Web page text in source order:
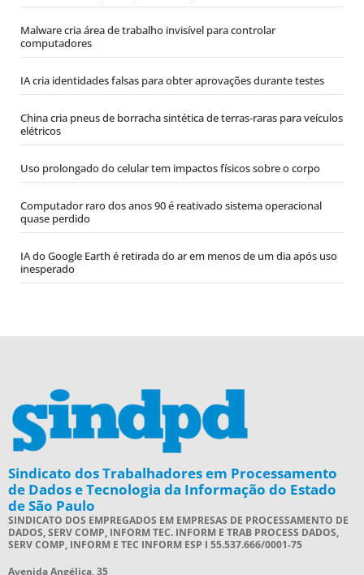
Malware cria área de trabalho invisível para controlar
computadores
IA cria identidades falsas para obter aprovações durante testes
China cria pneus de borracha sintética de terras-raras para veículos
elétricos
Uso prolongado do celular tem impactos físicos sobre o corpo
Computador raro dos anos 90 é reativado sistema operacional
quase perdido
IA do Google Earth é retirada do ar em menos de um dia após uso
inesperado
Sindicato dos Trabalhadores em Processamento
de Dados e Tecnologia da Informação do Estado
de São Paulo
SINDICATO DOS EMPREGADOS EM EMPRESAS DE PROCESSAMENTO DE
DADOS, SERV COMP, INFORM TEC. INFORM E TRAB PROCESS DADOS,
SERV COMP, INFORM E TEC INFORM ESP I 55.537.666/0001-75
Avenida Angélica, 35